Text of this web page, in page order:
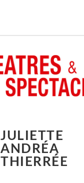
JULIETTE
ANDRÉA
THIERRÉE